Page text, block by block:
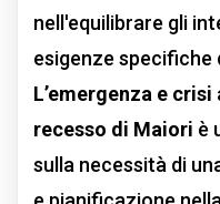
nell'equilibrare gli
esigenze
L’emergenza e
recesso di Maiori è
sulla necessità di